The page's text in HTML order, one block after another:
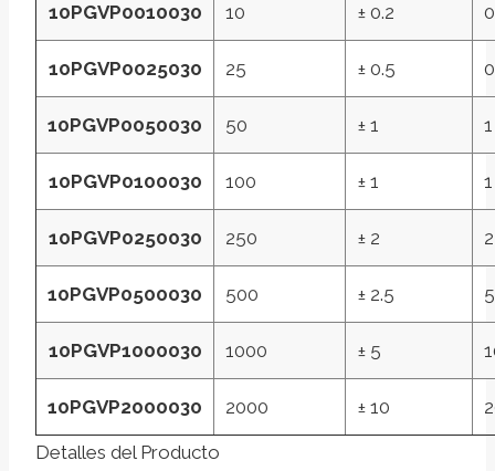
10PGVP0010030 10 ± 0.2
10PGVP0025030 25 ± 0.5
10PGVP0050030 50 ± 1 1
10PGVP0100030 100 ± 1 1
10PGVP0250030 250 ± 2 2
10PGVP0500030 500 ± 2.5 5
10PGVP1000030 1000 ± 5
10PGVP2000030 2000 ± 10
Detalles del Producto